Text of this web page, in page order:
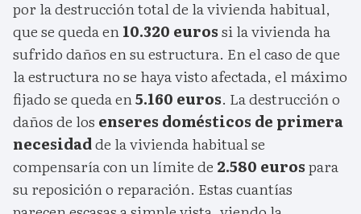
por la destrucción total de la vivienda habitual,
que se queda en10.320 eurossi la vivienda ha
sufrido daños en su estructura. En el caso de que
la estructura no se haya visto afectada, el máximo
fijado se queda en5.160 euros. La destrucción o
daños de los enseres domésticos de primera
necesidadde la vivienda habitual se
compensaría con un límite de 2.580 eurospara
su reposición o reparación. Estas cuantías